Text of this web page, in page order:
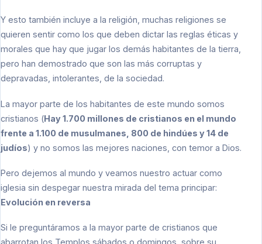
Y esto también incluye a la religión, muchas religiones se
quieren sentir como los que deben dictar las reglas éticas y
morales que hay que jugar los demás habitantes de la tierra,
pero han demostrado que son las más corruptas y
depravadas, intolerantes, de la sociedad.
La mayor parte de los habitantes de este mundo somos
cristianos (Hay 1.700 millones de cristianos en el mundo
frente a 1.100 de musulmanes, 800 de hindúes y 14 de
judíos) y no somos las mejores naciones, con temor a Dios.
Pero dejemos al mundo y veamos nuestro actuar como
iglesia sin despegar nuestra mirada del tema principar:
Evolución en reversa
Si le preguntáramos a la mayor parte de cristianos que